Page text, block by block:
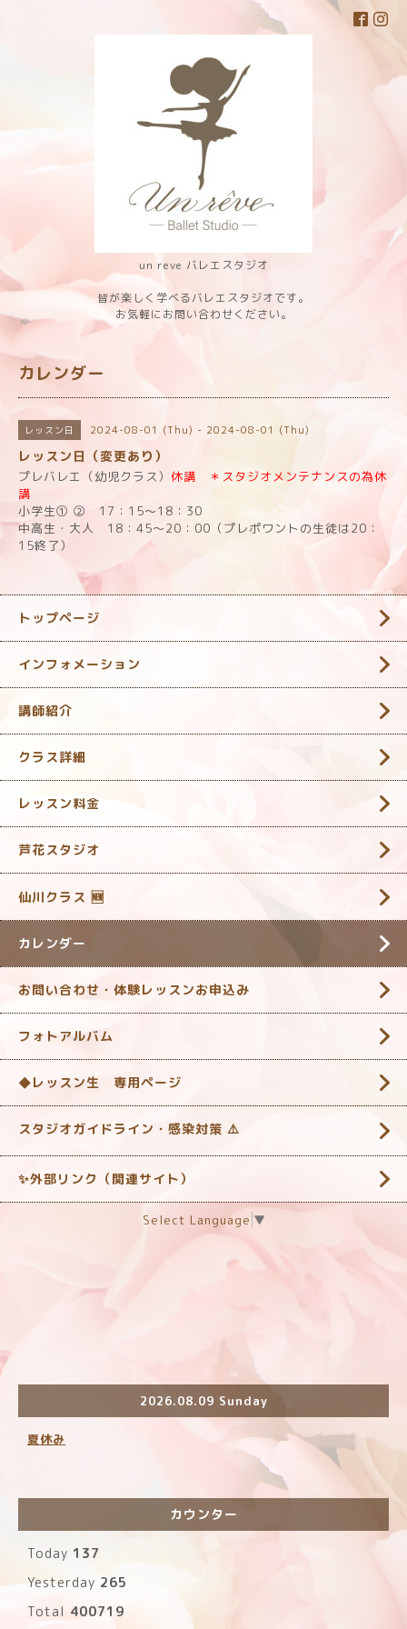
un reve バレエスタジオ
皆が楽しく学べるバレエスタジオです。
お気軽にお問い合わせください。
カレンダー
レッスン日 2024-08-01 (Thu) - 2024-08-01 (Thu)
レッスン日（変更あり）
プレバレエ（幼児クラス） 休講 ＊スタジオメンテナンスの為休
講
小学生① ② 17：15～18：30
中高生・大人 18：45～20：00（プレポワントの生徒は20：
15終了）
トップページ
インフォメーション
講師紹介
クラス詳細
レッスン料金
芦花スタジオ
仙川クラス 🆕
カレンダー
お問い合わせ・体験レッスンお申込み
フォトアルバム
◆レッスン生 専用ページ
スタジオガイドライン・感染対策 ‎⚠️
✨外部リンク（関連サイト）
Select Language ▼
2026.08.09 Sunday
夏休み
カウンター
Today 137
Yesterday 265
Total 400719